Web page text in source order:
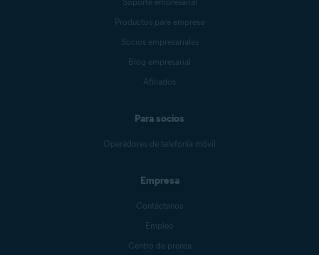
Productos para empresa
Socios empresariales
Blog empresarial
Afiliados
Para socios
Operadores de telefonía móvil
Empresa
Contáctenos
Empleo
Centro de prensa